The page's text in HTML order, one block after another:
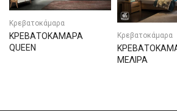
Κρεβατοκάμαρα
ΚΡΕΒΑΤΟΚΑΜΑΡΑ
QUEEN
Κρεβατοκάμαρα
ΜΕΛΙΡΑ